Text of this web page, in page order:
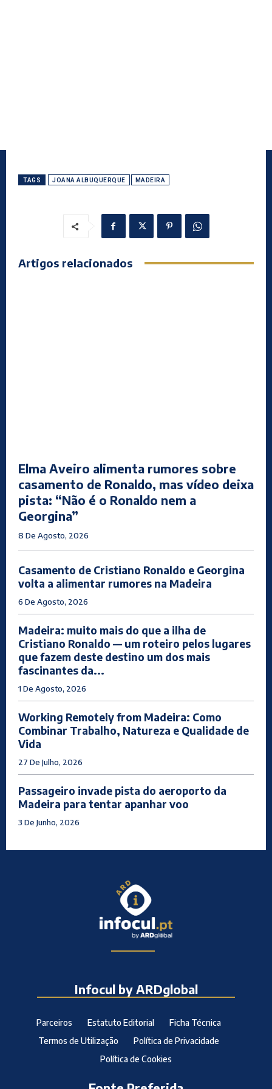
TAGS JOANA ALBUQUERQUE MADEIRA
Artigos relacionados
Elma Aveiro alimenta rumores sobre
casamento de Ronaldo, mas vídeo deixa
pista: “Não é o Ronaldo nem a
Georgina”
8 De Agosto, 2026
Casamento de Cristiano Ronaldo e Georgina
volta a alimentar rumores na Madeira
6 De Agosto, 2026
Madeira: muito mais do que a ilha de
Cristiano Ronaldo — um roteiro pelos lugares
que fazem deste destino um dos mais
fascinantes da...
1 De Agosto, 2026
Working Remotely from Madeira: Como
Combinar Trabalho, Natureza e Qualidade de
Vida
27 De Julho, 2026
Passageiro invade pista do aeroporto da
Madeira para tentar apanhar voo
3 De Junho, 2026
Infocul by ARDglobal
Parceiros Estatuto Editorial
Ficha Técnica
Termos de Utilização
Política de Privacidade
Política de Cookies